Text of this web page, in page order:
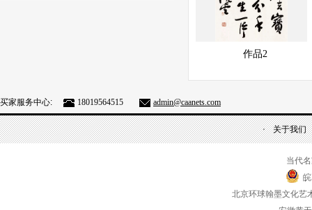
快速查看
作品2
买家服务中心: 18019564515 admin@caanets.com
关于我们
当代
北京环球翰墨文化艺